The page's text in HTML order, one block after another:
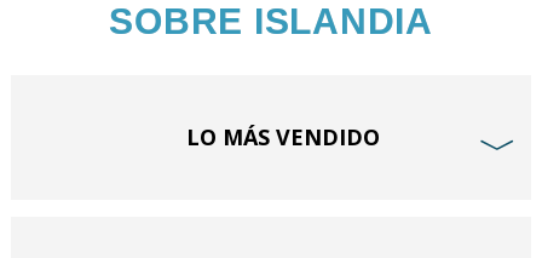
SOBRE ISLANDIA
LO MÁS VENDIDO ﹀